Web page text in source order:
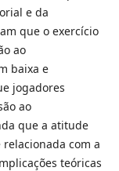
e da
que o exercício
ao
baixa e
jogadores
ao
que a atitude
com a
teóricas